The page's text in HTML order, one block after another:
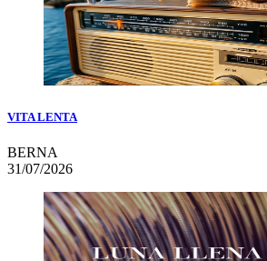
VITA LENTA
BERNA
31/07/2026